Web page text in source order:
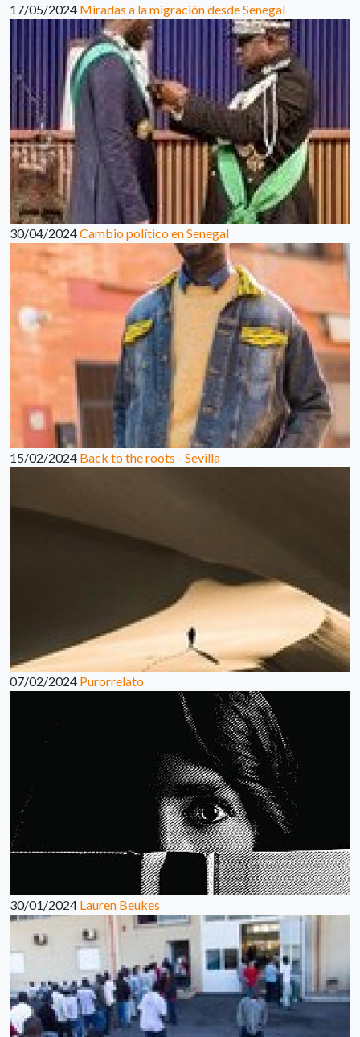
17/05/2024 Miradas a la migración desde Senegal
30/04/2024Cambio político en Senegal
15/02/2024 Back to the roots - Sevilla
07/02/2024 Purorrelato
30/01/2024 Lauren Beukes